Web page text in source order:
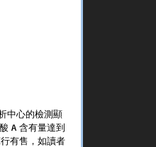
中心的檢測顯
A 含有量達到
有售，如讀者